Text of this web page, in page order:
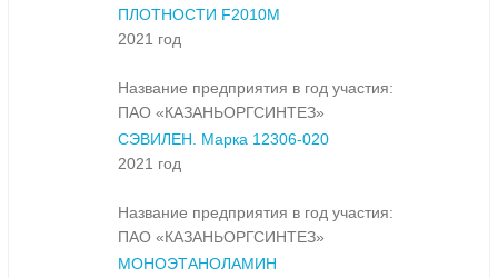
ПЛОТНОСТИ F2010M
2021 год
Название предприятия в год участия:
ПАО «КАЗАНЬОРГСИНТЕЗ»
СЭВИЛЕН. Марка 12306-020
2021 год
Название предприятия в год участия:
ПАО «КАЗАНЬОРГСИНТЕЗ»
МОНОЭТАНОЛАМИН